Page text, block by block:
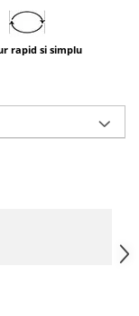
rapid si simplu